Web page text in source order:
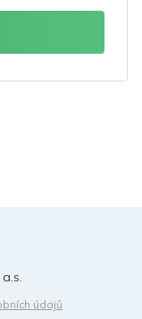
údajů